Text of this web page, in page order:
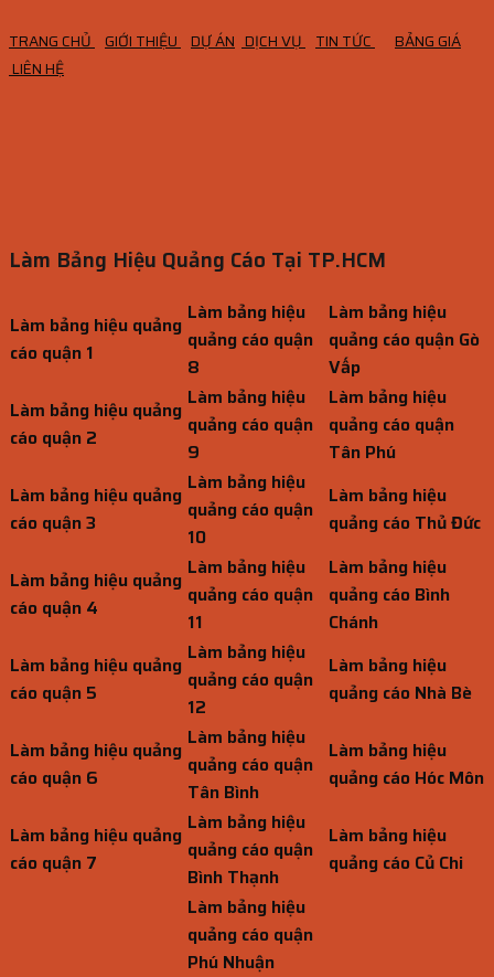
TRANG CHỦ GIỚI THIỆU DỰ ÁN DỊCH VỤ TIN TỨC
BẢNG GIÁ
LIÊN HỆ
Làm Bảng Hiệu Quảng Cáo Tại TP.HCM
Làm bảng hiệu quảng
cáo quận 1
Làm bảng hiệu
quảng cáo quận
8
Làm bảng hiệu
quảng cáo quận Gò
Vấp
Làm bảng hiệu quảng
cáo quận 2
Làm bảng hiệu
quảng cáo quận
9
Làm bảng hiệu
quảng cáo quận
Tân Phú
Làm bảng hiệu quảng
cáo quận 3
Làm bảng hiệu
quảng cáo quận
10
Làm bảng hiệu
quảng cáo Thủ Đức
Làm bảng hiệu quảng
cáo quận 4
Làm bảng hiệu
quảng cáo quận
11
Làm bảng hiệu
quảng cáo Bình
Chánh
Làm bảng hiệu quảng
cáo quận 5
Làm bảng hiệu
quảng cáo quận
12
Làm bảng hiệu
quảng cáo Nhà Bè
Làm bảng hiệu quảng
cáo quận 6
Làm bảng hiệu
quảng cáo quận
Tân Bình
Làm bảng hiệu
quảng cáo Hóc Môn
Làm bảng hiệu quảng
cáo quận 7
Làm bảng hiệu
quảng cáo quận
Bình Thạnh
Làm bảng hiệu
quảng cáo Củ Chi
Làm bảng hiệu
quảng cáo quận
Phú Nhuận